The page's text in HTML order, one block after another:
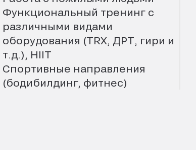
Функциональный тренинг с
различными видами
оборудования (TRX, ДРТ, гири и
т.д.), HIIT
Спортивные направления
(бодибилдинг, фитнес)